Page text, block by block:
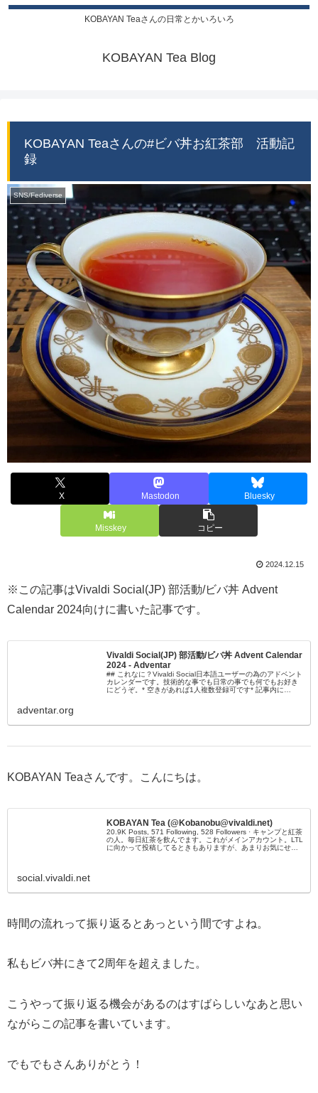
KOBAYAN Teaさんの日常とかいろいろ
KOBAYAN Tea Blog
KOBAYAN Teaさんの#ビバ丼お紅茶部 活動記
録
SNS/Fediverse
X Mastodon Bluesky
Misskey コピー
2024.12.15
※この記事はVivaldi Social(JP) 部活動/ビバ丼 Advent
Calendar 2024向けに書いた記事です。
Vivaldi Social(JP) 部活動/ビバ丼 Advent Calendar
2024 - Adventar
## これなに？Vivaldi Social日本語ユーザーの為のアドベント
カレンダーです。技術的な事でも日常の事でも何でもお好き
にどうぞ。* 空きがあれば1人複数登録可です* 記事内に
adventar.org
KOBAYAN Teaさんです。こんにちは。
KOBAYAN Tea (@Kobanobu@vivaldi.net)
20.9K Posts, 571 Following, 528 Followers · キャンプと紅茶
の人。毎日紅茶を飲んでます。これがメインアカウント。LTL
に向かって投稿してるときもありますが、あまりお気にせず
social.vivaldi.net
時間の流れって振り返るとあっという間ですよね。
私もビバ丼にきて2周年を超えました。
こうやって振り返る機会があるのはすばらしいなあと思い
ながらこの記事を書いています。
でもでもさんありがとう！